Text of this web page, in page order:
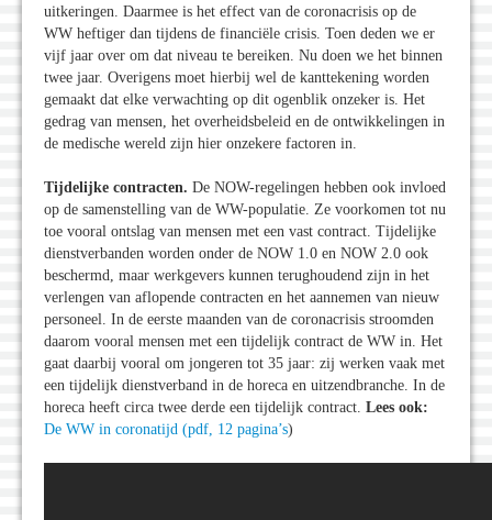
uitkeringen. Daarmee is het effect van de coronacrisis op de
WW heftiger dan tijdens de financiële crisis. Toen deden we er
vijf jaar over om dat niveau te bereiken. Nu doen we het binnen
twee jaar. Overigens moet hierbij wel de kanttekening worden
gemaakt dat elke verwachting op dit ogenblik onzeker is. Het
gedrag van mensen, het overheidsbeleid en de ontwikkelingen in
de medische wereld zijn hier onzekere factoren in.
Tijdelijke contracten. De NOW-regelingen hebben ook invloed
op de samenstelling van de WW-populatie. Ze voorkomen tot nu
toe vooral ontslag van mensen met een vast contract. Tijdelijke
dienstverbanden worden onder de NOW 1.0 en NOW 2.0 ook
beschermd, maar werkgevers kunnen terughoudend zijn in het
verlengen van aflopende contracten en het aannemen van nieuw
personeel. In de eerste maanden van de coronacrisis stroomden
daarom vooral mensen met een tijdelijk contract de WW in. Het
gaat daarbij vooral om jongeren tot 35 jaar: zij werken vaak met
een tijdelijk dienstverband in de horeca en uitzendbranche. In de
horeca heeft circa twee derde een tijdelijk contract. Lees ook:
De WW in coronatijd (pdf, 12 pagina’s)